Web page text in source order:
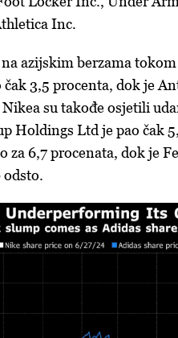
Inc.
azijskim berzama
3,5 procenta, dok je
su takođe osjetili
Holdings Ltd je pao čak
za 6,7 procenata, dok je
odsto.